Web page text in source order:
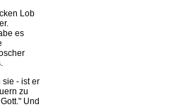
Lob
es
sie - ist er
zu
Und